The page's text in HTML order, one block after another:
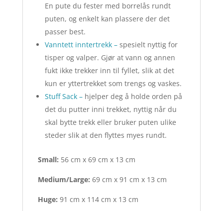
En pute du fester med borrelås rundt
puten, og enkelt kan plassere der det
passer best.
Vanntett inntertrekk – spesielt nyttig for
tisper og valper. Gjør at vann og annen
fukt ikke trekker inn til fyllet, slik at det
kun er yttertrekket som trengs og vaskes.
Stuff Sack – hjelper deg å holde orden på
det du putter inni trekket, nyttig når du
skal bytte trekk eller bruker puten ulike
steder slik at den flyttes myes rundt.
Small: 56 cm x 69 cm x 13 cm
Medium/Large: 69 cm x 91 cm x 13 cm
Huge: 91 cm x 114 cm x 13 cm